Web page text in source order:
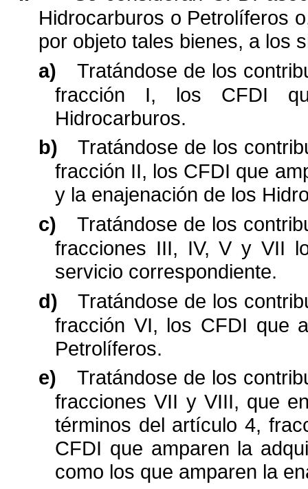
Hidrocarburos o Petrolíferos
por objeto tales bienes, a los
a)
Tratándose de los
fracción I, los CFDI
Hidrocarburos.
b)
Tratándose de los
fracción II, los CFDI que
y la enajenación de los
c)
Tratándose de los
fracciones III, IV, V y VII
servicio correspondiente.
d)
Tratándose de los
fracción VI, los CFDI que
Petrolíferos.
e)
Tratándose de los
fracciones VII y VIII, que
términos del artículo 4,
CFDI que amparen la
como los que amparen la